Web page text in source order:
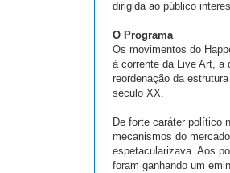
dirigida ao público
O Programa
Os movimentos do
à corrente da Live Art, a
reordenação da
século XX.
De forte caráter político
mecanismos do
espetacularizava. Aos
foram ganhando um